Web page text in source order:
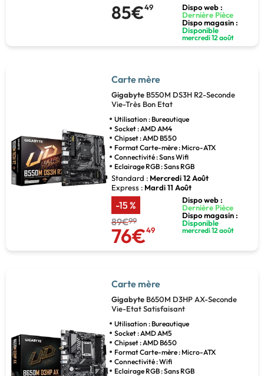
85€49
Dispo web :
Dernière Pièce
Dispo magasin :
Disponible
mercredi 12 août
Carte mère
Gigabyte B550M DS3H R2-Seconde
Vie-Très Bon Etat
Utilisation : Bureautique
Socket : AMD AM4
Chipset : AMD B550
Format Carte-mère : Micro-ATX
Connectivité : Sans Wifi
Eclairage RGB : Sans RGB
Standard : Mercredi 12 Août
Express : Mardi 11 Août
-15 %
89€99
76€49
Dispo web :
Dernière Pièce
Dispo magasin :
Disponible
mercredi 12 août
Carte mère
Gigabyte B650M D3HP AX-Seconde
Vie-Etat Satisfaisant
Utilisation : Bureautique
Socket : AMD AM5
Chipset : AMD B650
Format Carte-mère : Micro-ATX
Connectivité : Wifi
Eclairage RGB : Sans RGB